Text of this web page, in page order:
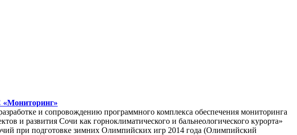
«Мониторинг»
и сопровождению программного комплекса обеспечения мониторинга
и развития Сочи как горноклиматического и бальнеологического курорта»
при подготовке зимних Олимпийских игр 2014 года (Олимпийский